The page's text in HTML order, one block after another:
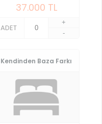
37.000 TL
ADET
+
-
Kendinden Baza Farkı